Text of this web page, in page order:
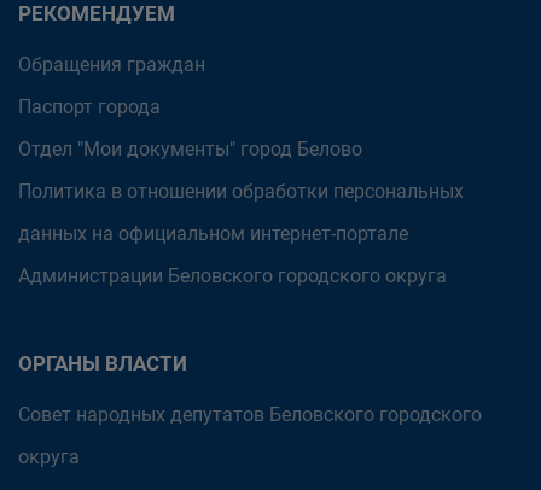
РЕКОМЕНДУЕМ
Обращения граждан
Паспорт города
Отдел "Мои документы" город Белово
Политика в отношении обработки персональных
данных на официальном интернет-портале
Администрации Беловского городского округа
ОРГАНЫ ВЛАСТИ
Совет народных депутатов Беловского городского
округа